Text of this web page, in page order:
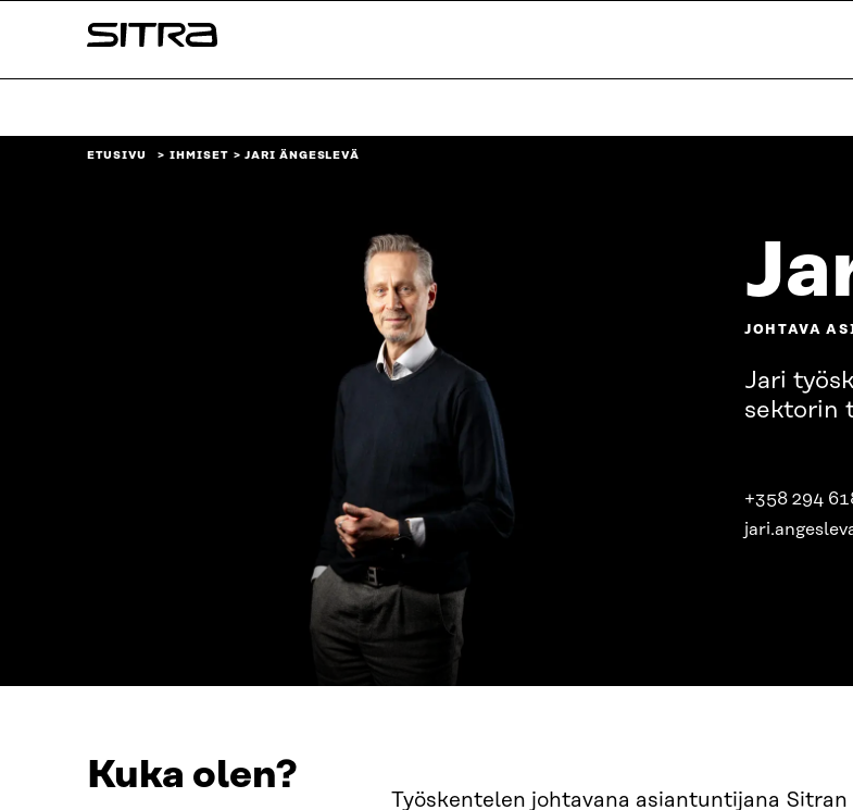
sisältöön
Sitra
ETUSIVU IHMISET JARI ÄNGESLEVÄ
JOHTAVA
Jari
sektorin
+358 294
Kuka olen?
Työskentelen johtavana asiantuntijana